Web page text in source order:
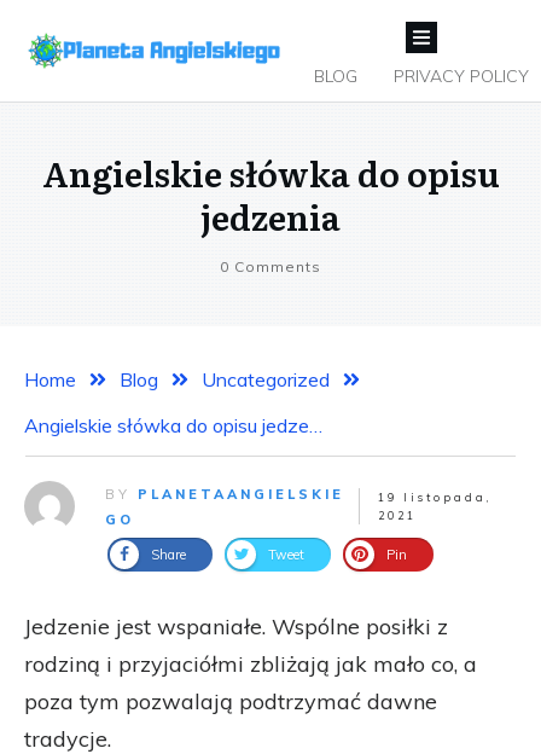
BLOG PRIVACY POLICY
Angielskie słówka do opisu
jedzenia
0 Comments
Home Blog
Uncategorized
BY PLANETAANGIELSKIE
GO
19 listopada,
2021
Share Tweet Pin
Jedzenie jest wspaniałe. Wspólne posiłki z
rodziną i przyjaciółmi zbliżają jak mało co, a
poza tym pozwalają podtrzymać dawne
tradycje.